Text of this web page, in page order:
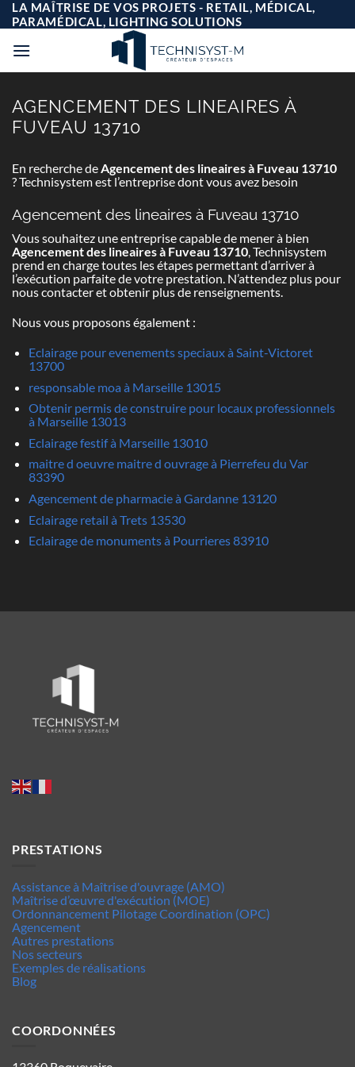
Passer
au
contenu
LA MAÎTRISE DE VOS PROJETS - RETAIL, MÉDICAL,
PARAMÉDICAL, LIGHTING SOLUTIONS
AGENCEMENT DES LINEAIRES À
FUVEAU 13710
En recherche deAgencement des lineaires à Fuveau 13710
? Technisystem est l’entreprise dont vous avez besoin
Agencement des lineaires à Fuveau 13710
Vous souhaitez une entreprise capable de mener à bien
Agencement des lineaires à Fuveau 13710, Technisystem
prend en charge toutes les étapes permettant d’arriver à
l’exécution parfaite de votre prestation. N’attendez plus pour
nous contacter et obtenir plus de renseignements.
Nous vous proposons également :
Eclairage pour evenements speciaux à Saint-Victoret
13700
responsable moa à Marseille 13015
Obtenir permis de construire pour locaux professionnels
à Marseille 13013
Eclairage festif à Marseille 13010
maitre d oeuvre maitre d ouvrage à Pierrefeu du Var
83390
Agencement de pharmacie à Gardanne 13120
Eclairage retail à Trets 13530
Eclairage de monuments à Pourrieres 83910
PRESTATIONS
Assistance à Maîtrise d'ouvrage (AMO)
Maîtrise d’œuvre d'exécution (MOE)
Ordonnancement Pilotage Coordination (OPC)
Agencement
Autres prestations
Nos secteurs
Exemples de réalisations
Blog
COORDONNÉES